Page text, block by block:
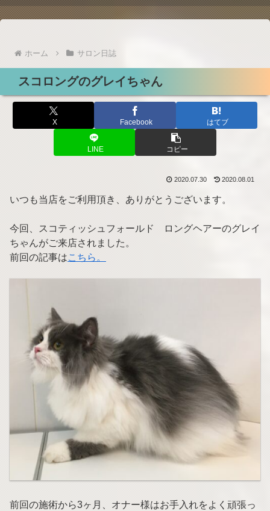
ホーム サロン日誌
スコロングのグレイちゃん
X Facebook はてブ
LINE コピー
2020.07.30 2020.08.01
いつも当店をご利用頂き、ありがとうございます。
今回、スコティッシュフォールド ロングヘアーのグレイ
ちゃんがご来店されました。
前回の記事はこちら。
前回の施術から3ヶ月、オナー様はお手入れをよく頑張っ